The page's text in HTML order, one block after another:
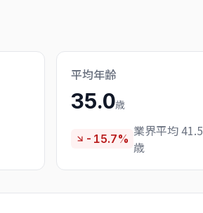
平均年齢
35.0歳
-15.7% 業界平均 41.5
歳